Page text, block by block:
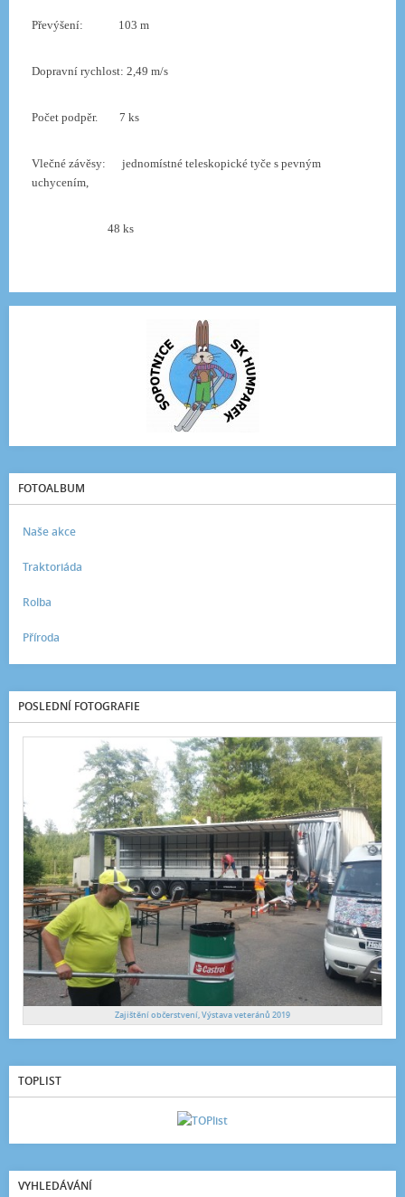
Převýšení: 103 m
Dopravní rychlost: 2,49 m/s
Počet podpěr. 7 ks
Vlečné závěsy:
jednomístné teleskopické tyče s pevným
uchycením,
48 ks
FOTOALBUM
Naše akce
Traktoriáda
Rolba
Příroda
POSLEDNÍ FOTOGRAFIE
Zajištění občerstvení, Výstava veteránů 2019
TOPLIST
VYHLEDÁVÁNÍ